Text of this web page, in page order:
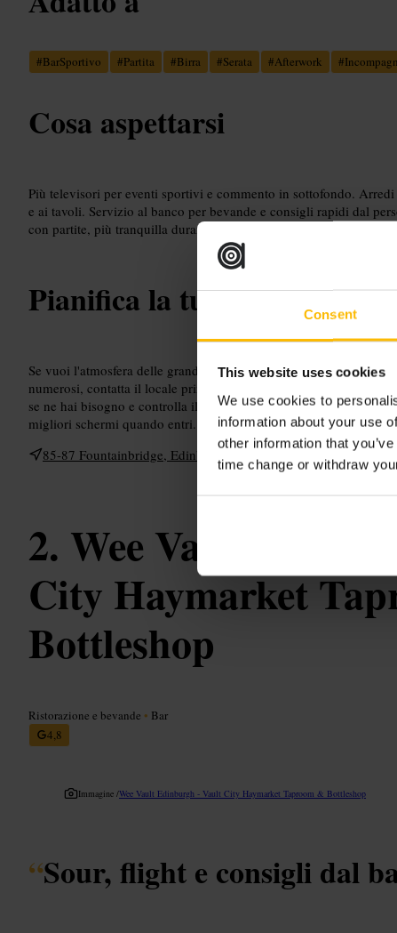
Consent
This website uses cookies
We use cookies to
information about your use
other information that
time change or withdraw
#BarSportivo #Partita #Birra #Serata #Afterwork #
Cosa aspettarsi
Più televisori per eventi sportivi e commento in sottofondo.
e ai tavoli. Servizio al banco per bevande e consigli rapidi dal
con partite, più tranquilla durante il giorno.
Pianifica la tua visita
Se vuoi l'atmosfera delle grandi partite, arriva con anticipo per
numerosi, contatta il locale prima di arrivare per chiedere
se ne hai bisogno e controlla il meteo se preferisci sedere
migliori schermi quando entri.
85-87 Fountainbridge, Edinburgh EH3 9PU, UK
Wee Vault
City Haymarket
Bottleshop
Ristorazione e bevande • Bar
4,8
Immagine /Wee Vault Edinburgh - Vault City Haymarket Taproom & Bottleshop
“Sour, flight e consigli dal